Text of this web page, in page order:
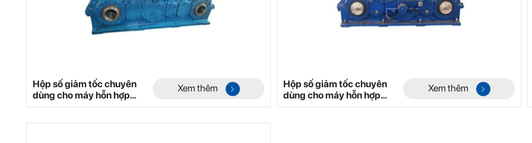
Hộp số giảm tốc chuyên
dùng cho máy hỗn hợp
hai trục không trọng lực
Xem thêm
Hộp số giảm tốc chuyên
dùng cho máy hỗn hợp
hai trục không trọng lực
Xem thêm